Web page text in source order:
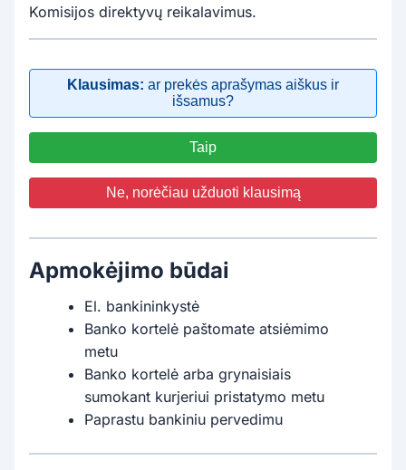
Komisijos direktyvų reikalavimus.
Klausimas: ar prekės aprašymas aiškus ir
išsamus?
Taip
Ne, norėčiau užduoti klausimą
Apmokėjimo būdai
El. bankininkystė
Banko kortelė paštomate atsiėmimo
metu
Banko kortelė arba grynaisiais
sumokant kurjeriui pristatymo metu
Paprastu bankiniu pervedimu